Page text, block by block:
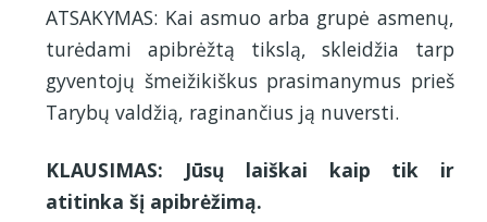
ATSAKYMAS: Kai asmuo arba grupė asmenų,
turėdami apibrėžtą tikslą, skleidžia tarp
gyventojų šmeižikiškus prasimanymus prieš
Tarybų valdžią, raginančius ją nuversti.
KLAUSIMAS: Jūsų laiškai kaip tik ir
atitinka šį apibrėžimą.